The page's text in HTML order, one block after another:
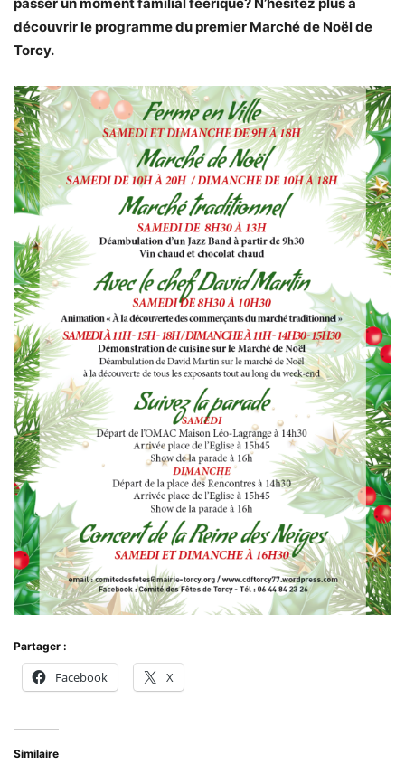
découvrir le programme du premier Marché de Noël de
Torcy.
Partager :
Facebook X
Similaire